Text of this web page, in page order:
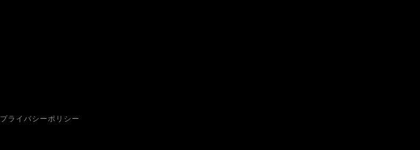
プライバシーポリシー